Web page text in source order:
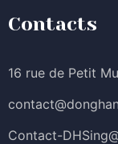
Contacts
16 rue de Petit
Contact-